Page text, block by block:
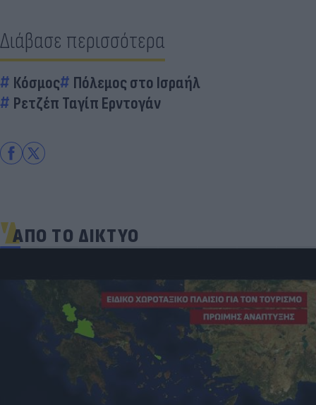
Διάβασε περισσότερα
Κόσμος
Πόλεμος στο Ισραήλ
Ρετζέπ Ταγίπ Ερντογάν
ΑΠΟ ΤΟ ΔΙΚΤΥΟ